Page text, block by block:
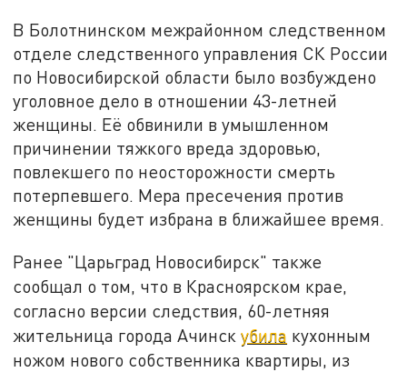
В Болотнинском межрайонном следственном
отделе следственного управления СК России
по Новосибирской области было возбуждено
уголовное дело в отношении 43-летней
женщины. Её обвинили в умышленном
причинении тяжкого вреда здоровью,
повлекшего по неосторожности смерть
потерпевшего. Мера пресечения против
женщины будет избрана в ближайшее время.
Ранее "Царьград Новосибирск" также
сообщал о том, что в Красноярском крае,
согласно версии следствия, 60-летняя
жительница города Ачинскубила кухонным
ножом нового собственника квартиры, из